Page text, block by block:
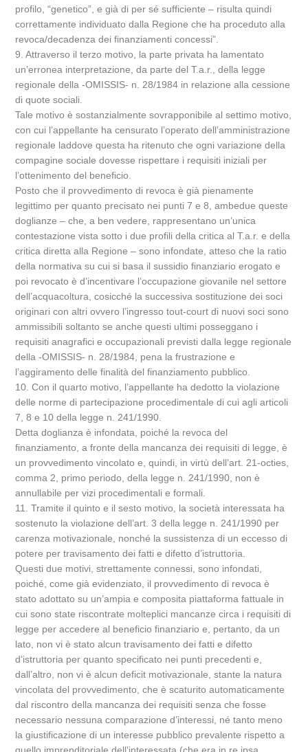
profilo, “genetico”, e già di per sé sufficiente – risulta quindi
correttamente individuato dalla Regione che ha proceduto alla
revoca/decadenza dei finanziamenti concessi”.
9. Attraverso il terzo motivo, la parte privata ha lamentato
un’erronea interpretazione, da parte del T.a.r., della legge
regionale della -OMISSIS- n. 28/1984 in relazione alla cessione
di quote sociali.
Tale motivo è sostanzialmente sovrapponibile al settimo motivo,
con cui l’appellante ha censurato l’operato dell’amministrazione
regionale laddove questa ha ritenuto che ogni variazione della
compagine sociale dovesse rispettare i requisiti iniziali per
l’ottenimento del beneficio.
Posto che il provvedimento di revoca è già pienamente
legittimo per quanto precisato nei punti 7 e 8, ambedue queste
doglianze – che, a ben vedere, rappresentano un’unica
contestazione vista sotto i due profili della critica al T.a.r. e della
critica diretta alla Regione – sono infondate, atteso che la ratio
della normativa su cui si basa il sussidio finanziario erogato e
poi revocato è d’incentivare l’occupazione giovanile nel settore
dell’acquacoltura, cosicché la successiva sostituzione dei soci
originari con altri ovvero l’ingresso tout-court di nuovi soci sono
ammissibili soltanto se anche questi ultimi posseggano i
requisiti anagrafici e occupazionali previsti dalla legge regionale
della -OMISSIS- n. 28/1984, pena la frustrazione e
l’aggiramento delle finalità del finanziamento pubblico.
10. Con il quarto motivo, l’appellante ha dedotto la violazione
delle norme di partecipazione procedimentale di cui agli articoli
7, 8 e 10 della legge n. 241/1990.
Detta doglianza è infondata, poiché la revoca del
finanziamento, a fronte della mancanza dei requisiti di legge, è
un provvedimento vincolato e, quindi, in virtù dell’art. 21-octies,
comma 2, primo periodo, della legge n. 241/1990, non è
annullabile per vizi procedimentali e formali.
11. Tramite il quinto e il sesto motivo, la società interessata ha
sostenuto la violazione dell’art. 3 della legge n. 241/1990 per
carenza motivazionale, nonché la sussistenza di un eccesso di
potere per travisamento dei fatti e difetto d’istruttoria.
Questi due motivi, strettamente connessi, sono infondati,
poiché, come già evidenziato, il provvedimento di revoca è
stato adottato su un’ampia e composita piattaforma fattuale in
cui sono state riscontrate molteplici mancanze circa i requisiti di
legge per accedere al beneficio finanziario e, pertanto, da un
lato, non vi è stato alcun travisamento dei fatti e difetto
d’istruttoria per quanto specificato nei punti precedenti e,
dall’altro, non vi è alcun deficit motivazionale, stante la natura
vincolata del provvedimento, che è scaturito automaticamente
dal riscontro della mancanza dei requisiti senza che fosse
necessario nessuna comparazione d’interessi, né tanto meno
la giustificazione di un interesse pubblico prevalente rispetto a